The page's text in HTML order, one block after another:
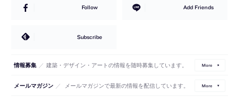
Follow Add Friends
Subscribe
情報募集 ／ 建築・デザイン・アートの情報を随時募集しています。 More
メールマガジン ／ メールマガジンで最新の情報を配信しています。 More